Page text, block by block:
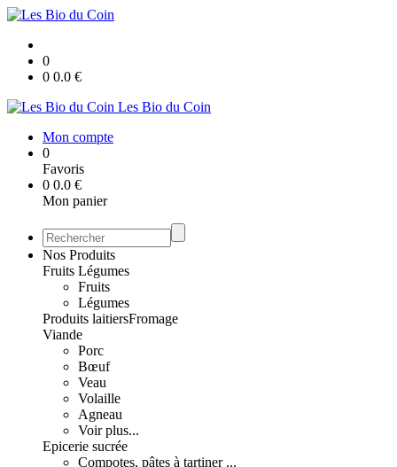
0
0 0.0 €
Les Bio du Coin
Mon compte
0
Favoris
0 0.0 €
Mon panier
Nos Produits
Fruits Légumes
Fruits
Légumes
Produits laitiersFromage
Viande
Porc
Bœuf
Veau
Volaille
Agneau
Voir plus...
Epicerie sucrée
Compotes, pâtes à tartiner ...